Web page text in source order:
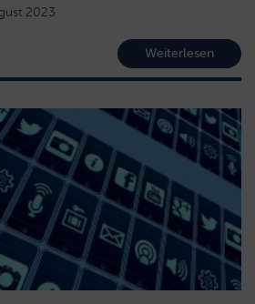
2023
Weiterlesen